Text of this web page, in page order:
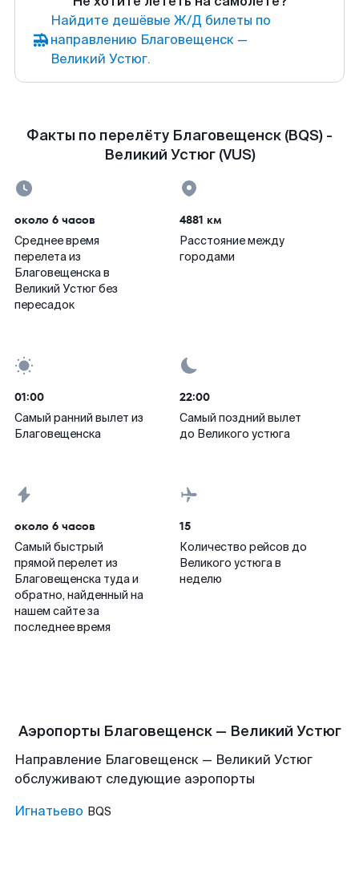
Найдите дешёвые Ж/Д билеты по
направлению Благовещенск —
Великий Устюг.
Факты по перелёту Благовещенск (BQS) -
Великий Устюг (VUS)
около 6 часов
Среднее время
перелета из
Благовещенска в
Великий Устюг без
пересадок
4881 км
Расстояние между
городами
01:00
Самый ранний вылет из
Благовещенска
22:00
Самый поздний вылет
до Великого устюга
около 6 часов
Самый быстрый
прямой перелет из
Благовещенска туда и
обратно, найденный на
нашем сайте за
последнее время
15
Количество рейсов до
Великого устюга в
неделю
Аэропорты Благовещенск — Великий Устюг
Направление Благовещенск — Великий Устюг
обслуживают следующие аэропорты
Игнатьево BQS